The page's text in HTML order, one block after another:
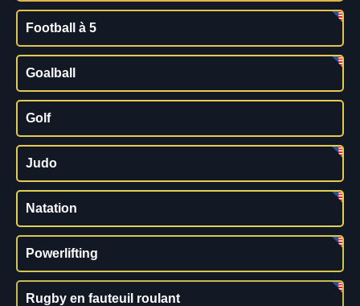
Football à 5
Goalball
Golf
Judo
Natation
Powerlifting
Rugby en fauteuil roulant